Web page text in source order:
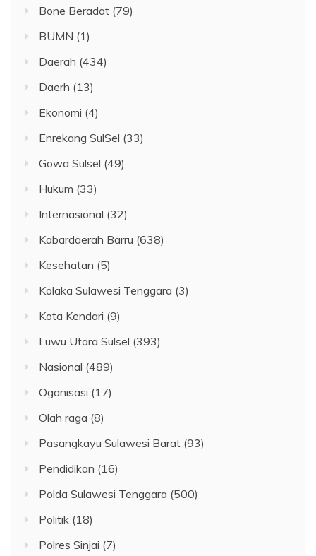
Bone Beradat (79)
BUMN (1)
Daerah (434)
Daerh (13)
Ekonomi (4)
Enrekang SulSel (33)
Gowa Sulsel (49)
Hukum (33)
Internasional (32)
Kabardaerah Barru (638)
Kesehatan (5)
Kolaka Sulawesi Tenggara (3)
Kota Kendari (9)
Luwu Utara Sulsel (393)
Nasional (489)
Oganisasi (17)
Olah raga (8)
Pasangkayu Sulawesi Barat (93)
Pendidikan (16)
Polda Sulawesi Tenggara (500)
Politik (18)
Polres Sinjai (7)